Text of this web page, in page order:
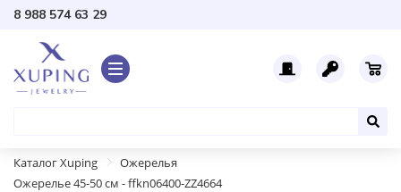
8 988 574 63 29
Каталог Xuping
Ожерелья
Ожерелье 45-50 см - ffkn06400-ZZ4664